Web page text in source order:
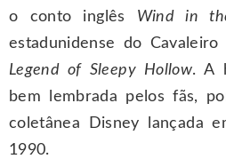
o conto inglês Wind in
estadunidense do
Legend of Sleepy Hollow. A
bem lembrada pelos fãs,
coletânea Disney lançada
1990.